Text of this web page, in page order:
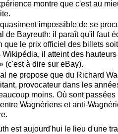
montre que c'est au
impossible de se
de Bayreuth: il paraît qu'il faut
que le prix officiel des billets
Wikipédia, il atteint des
(c'est à dire sur eBay).
ne propose que du Richard
provocateur dans les
moins. Où sont
Wagnériens et anti-
est aujourd'hui le lieu d'une